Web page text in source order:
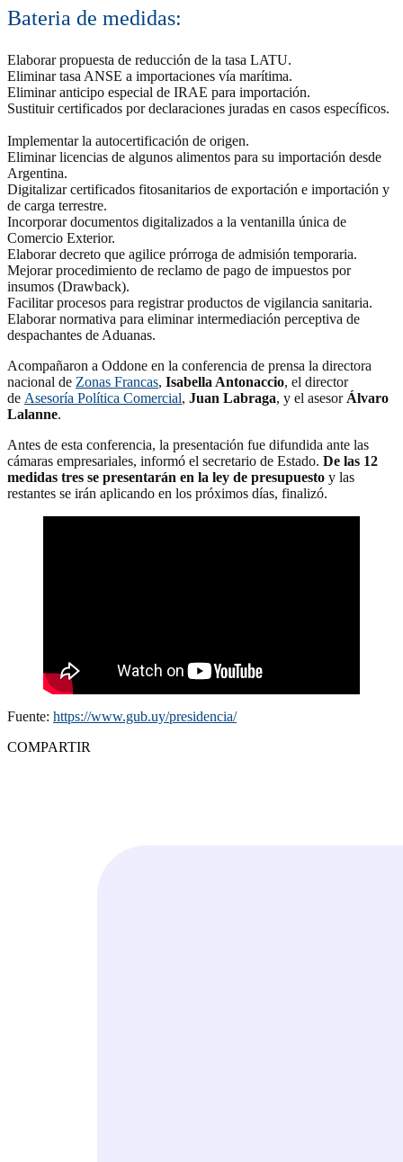
Bateria de medidas:
Elaborar propuesta de reducción de la tasa LATU.
Eliminar tasa ANSE a importaciones vía marítima.
Eliminar anticipo especial de IRAE para importación.
Sustituir certificados por declaraciones juradas en casos específicos.
Implementar la autocertificación de origen.
Eliminar licencias de algunos alimentos para su importación desde
Argentina.
Digitalizar certificados fitosanitarios de exportación e importación y
de carga terrestre.
Incorporar documentos digitalizados a la ventanilla única de
Comercio Exterior.
Elaborar decreto que agilice prórroga de admisión temporaria.
Mejorar procedimiento de reclamo de pago de impuestos por
insumos (Drawback).
Facilitar procesos para registrar productos de vigilancia sanitaria.
Elaborar normativa para eliminar intermediación perceptiva de
despachantes de Aduanas.
Acompañaron a Oddone en la conferencia de prensa la directora
nacional de Zonas Francas, Isabella Antonaccio, el director
de Asesoría Política Comercial, Juan Labraga, y el asesor Álvaro
Lalanne.
Antes de esta conferencia, la presentación fue difundida ante las
cámaras empresariales, informó el secretario de Estado. De las 12
medidas tres se presentarán en la ley de presupuesto y las
restantes se irán aplicando en los próximos días, finalizó.
Fuente: https://www.gub.uy/presidencia/
COMPARTIR